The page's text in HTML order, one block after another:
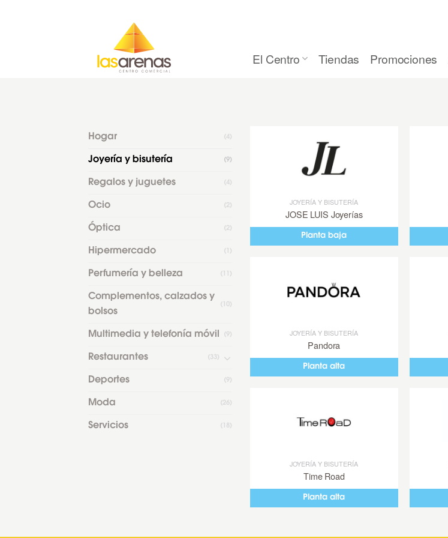
El Centro Tiendas Promociones
Hogar (4)
Joyería y bisutería (9)
Regalos y juguetes (4)
Ocio (2)
Óptica (2)
Hipermercado (1)
Perfumería y belleza (11)
Complementos, calzados y
bolsos
(10)
Multimedia y telefonía móvil (9)
Restaurantes (33)
Deportes (9)
Moda (26)
Servicios (18)
JOYERÍA Y BISUTERÍA
JOSE LUIS Joyerías
Planta baja
JOYERÍA Y BISUTERÍA
Pandora
Planta alta
JOYERÍA Y BISUTERÍA
Time Road
Planta alta